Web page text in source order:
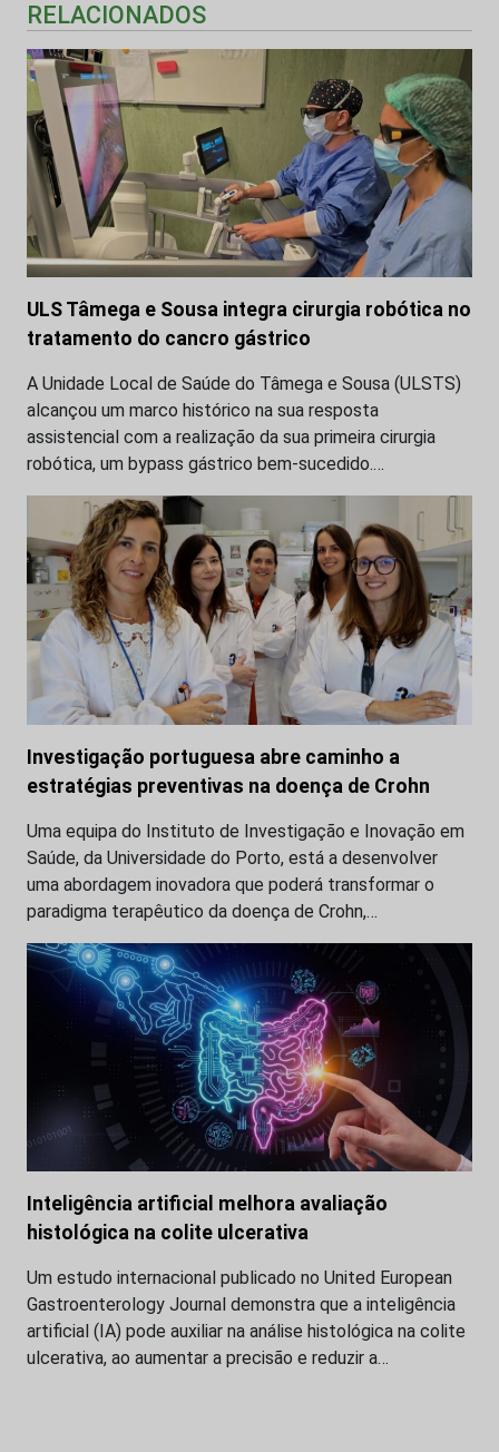
RELACIONADOS
ULS Tâmega e Sousa integra cirurgia robótica no
tratamento do cancro gástrico
A Unidade Local de Saúde do Tâmega e Sousa (ULSTS)
alcançou um marco histórico na sua resposta
assistencial com a realização da sua primeira cirurgia
robótica, um bypass gástrico bem-sucedido.…
Investigação portuguesa abre caminho a
estratégias preventivas na doença de Crohn
Uma equipa do Instituto de Investigação e Inovação em
Saúde, da Universidade do Porto, está a desenvolver
uma abordagem inovadora que poderá transformar o
paradigma terapêutico da doença de Crohn,…
Inteligência artificial melhora avaliação
histológica na colite ulcerativa
Um estudo internacional publicado no United European
Gastroenterology Journal demonstra que a inteligência
artificial (IA) pode auxiliar na análise histológica na colite
ulcerativa, ao aumentar a precisão e reduzir a…